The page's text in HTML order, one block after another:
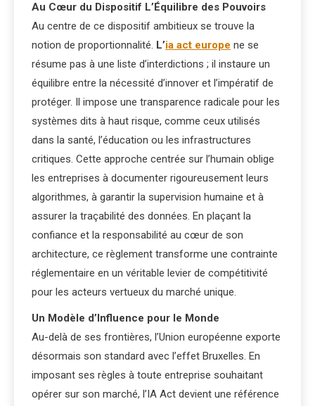
Au Cœur du Dispositif L’Équilibre des Pouvoirs
Au centre de ce dispositif ambitieux se trouve la
notion de proportionnalité. L’ia act europe ne se
résume pas à une liste d’interdictions ; il instaure un
équilibre entre la nécessité d’innover et l’impératif de
protéger. Il impose une transparence radicale pour les
systèmes dits à haut risque, comme ceux utilisés
dans la santé, l’éducation ou les infrastructures
critiques. Cette approche centrée sur l’humain oblige
les entreprises à documenter rigoureusement leurs
algorithmes, à garantir la supervision humaine et à
assurer la traçabilité des données. En plaçant la
confiance et la responsabilité au cœur de son
architecture, ce règlement transforme une contrainte
réglementaire en un véritable levier de compétitivité
pour les acteurs vertueux du marché unique.
Un Modèle d’Influence pour le Monde
Au-delà de ses frontières, l’Union européenne exporte
désormais son standard avec l’effet Bruxelles. En
imposant ses règles à toute entreprise souhaitant
opérer sur son marché, l’IA Act devient une référence